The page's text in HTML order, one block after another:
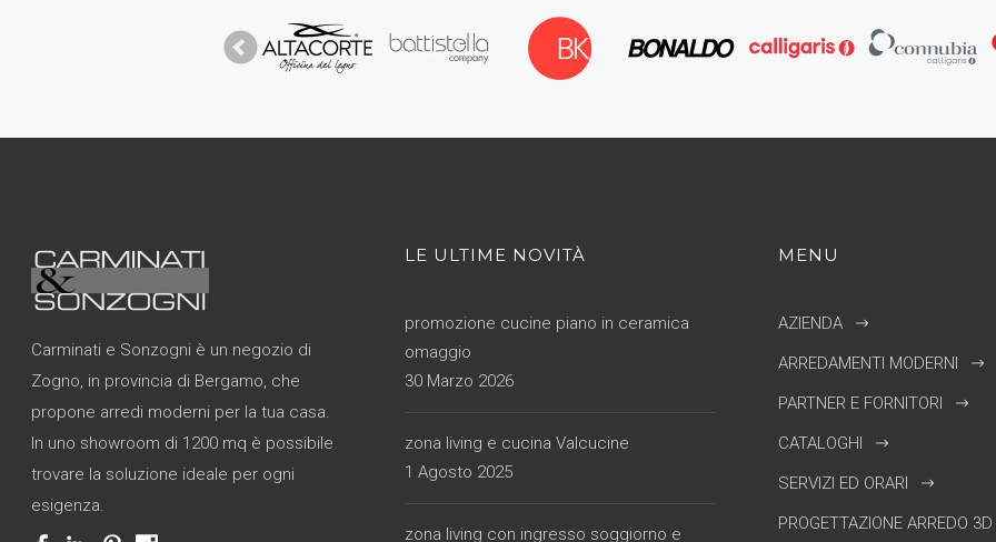
Carminati e Sonzogni è un negozio di
Zogno, in provincia di Bergamo, che
propone arredi moderni per la tua casa.
In uno showroom di 1200 mq è possibile
trovare la soluzione ideale per ogni
esigenza.
LE ULTIME NOVITÀ
promozione cucine piano in ceramica
omaggio
30 Marzo 2026
zona living e cucina Valcucine
1 Agosto 2025
zona living con ingresso soggiorno e
MENU
AZIENDA
ARREDAMENTI MODERNI
PARTNER E FORNITORI
CATALOGHI
SERVIZI ED ORARI
PROGETTAZIONE ARREDO 3D